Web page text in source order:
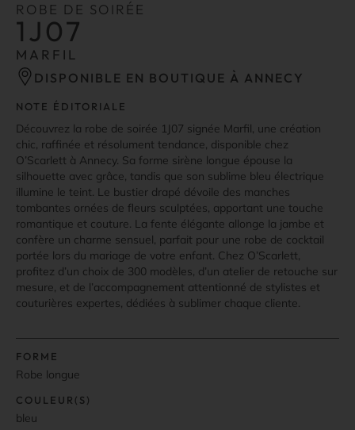
ROBE DE SOIRÉE
1J07
MARFIL
DISPONIBLE EN BOUTIQUE À ANNECY
NOTE ÉDITORIALE
Découvrez la robe de soirée 1J07 signée Marfil, une création
chic, raffinée et résolument tendance, disponible chez
O’Scarlett à Annecy. Sa forme sirène longue épouse la
silhouette avec grâce, tandis que son sublime bleu électrique
illumine le teint. Le bustier drapé dévoile des manches
tombantes ornées de fleurs sculptées, apportant une touche
romantique et couture. La fente élégante allonge la jambe et
confère un charme sensuel, parfait pour une robe de cocktail
portée lors du mariage de votre enfant. Chez O’Scarlett,
profitez d’un choix de 300 modèles, d’un atelier de retouche sur
mesure, et de l’accompagnement attentionné de stylistes et
couturières expertes, dédiées à sublimer chaque cliente.
FORME
Robe longue
COULEUR(S)
bleu